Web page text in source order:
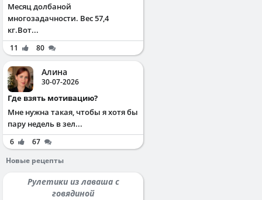
Месяц долбаной
многозадачности. Вес 57,4
кг.Вот...
11 80
Алина
30-07-2026
Где взять мотивацию?
Мне нужна такая, чтобы я хотя бы
пару недель в зел...
6
67
Новые рецепты
Рулетики из лаваша с
говядиной